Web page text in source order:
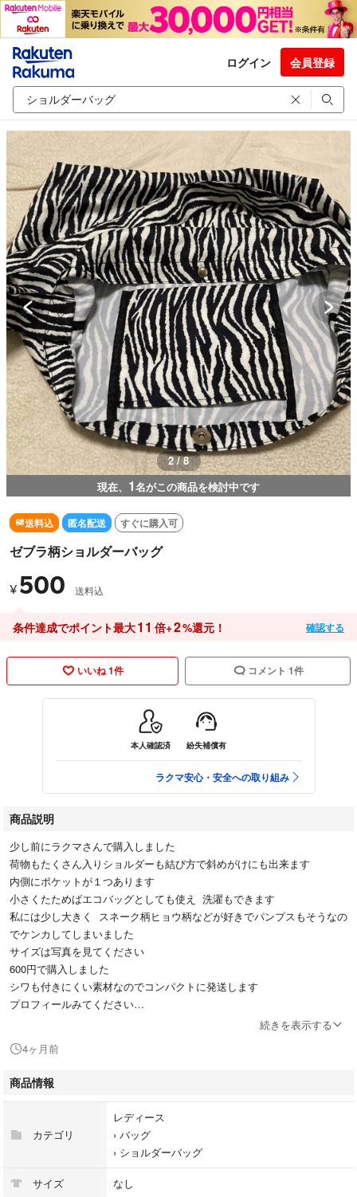
ログイン 会員登録
3 / 8
現在、 1名がこの商品を検討中です
送料込 匿名配送 すぐに購入可
ゼブラ柄ショルダーバッグ
¥ 500 送料込
条件達成でポイント最大11 倍+2%還元！ 確認する
いいね 1件 コメント 1件
本人確認済 紛失補償有
ラクマ安心・安全への取り組み
商品説明
少し前にラクマさんで購入しました
荷物もたくさん入りショルダーも結び方で斜めがけにも出来ます
内側にポケットが１つあります
小さくたためばエコバッグとしても使え 洗濯もできます
私には少し大きく スネーク柄ヒョウ柄などが好きでパンプスもそうなの
でケンカしてしまいました
サイズは写真を見てください
600円で購入しました
シワも付きにくい素材なのでコンパクトに発送します
プロフィールみてください
続きを表示する
4ヶ月前
商品情報
カテゴリ
レディース
› バッグ
› ショルダーバッグ
サイズ なし